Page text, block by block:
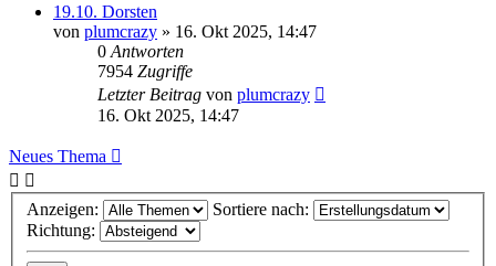
19.10. Dorsten
von plumcrazy » 16. Okt 2025, 14:47
0 Antworten
7954 Zugriffe
Letzter Beitrag von plumcrazy
16. Okt 2025, 14:47
Neues Thema
Anzeigen:
Sortiere nach:
Richtung: